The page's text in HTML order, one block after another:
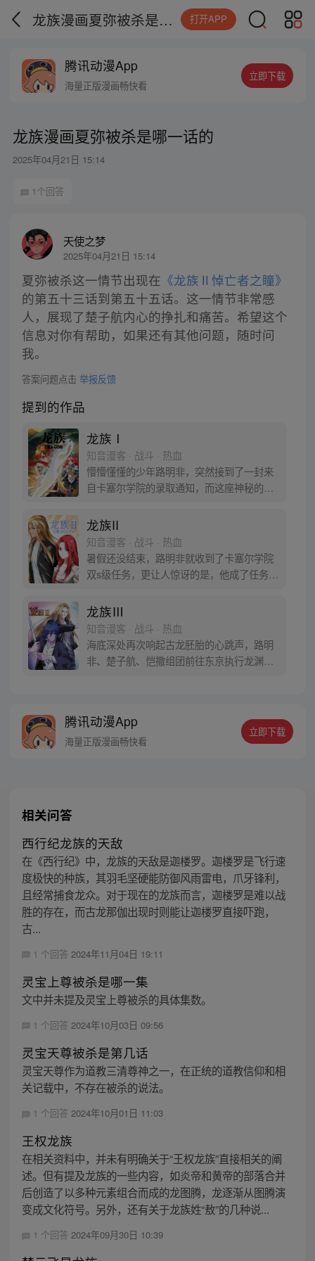
龙族漫画夏弥被杀是哪一话的 打开APP
腾讯动漫App
海量正版漫画畅快看
立即下载
龙族漫画夏弥被杀是哪一话的
2025年04月21日 15:14
1个回答
天使之梦
2025年04月21日 15:14
夏弥被杀这一情节出现在 《龙族Ⅱ悼亡者之瞳》
的第五十三话到第五十五话。这一情节非常感
人，展现了楚子航内心的挣扎和痛苦。希望这个
信息对你有帮助，如果还有其他问题，随时问
我。
答案问题点击 举报反馈
提到的作品
龙族Ⅰ
知音漫客 · 战斗 · 热血
懵懵懂懂的少年路明非，突然接到了一封来
自卡塞尔学院的录取通知，而这座神秘的学
自己的身份，他踏上了一段未知的旅途。
龙族II
知音漫客 · 战斗 · 热血
暑假还没结束，路明非就收到了卡塞尔学院
双s级任务，更让人惊讶的是，他成了任务的
理！据可靠消息，大地与山之王苏醒了，屠
龙大战一触即发！
龙族Ⅲ
知音漫客 · 战斗 · 热血
海底深处再次响起古龙胚胎的心跳声，路明
非、楚子航、恺撒组团前往东京执行龙渊计
悬一线！
腾讯动漫App
海量正版漫画畅快看
立即下载
相关问答
西行纪龙族的天敌
在《西行纪》中，龙族的天敌是迦楼罗。迦楼罗是飞行速
度极快的种族，其羽毛坚硬能防御风雨雷电，爪牙锋利，
且经常捕食龙众。对于现在的龙族而言，迦楼罗是难以战
胜的存在，而古龙那伽出现时则能让迦楼罗直接吓跑，
古...
1 个回答 2024年11月04日 19:11
灵宝上尊被杀是哪一集
文中并未提及灵宝上尊被杀的具体集数。
1 个回答 2024年10月03日 09:56
灵宝天尊被杀是第几话
灵宝天尊作为道教三清尊神之一，在正统的道教信仰和相
关记载中，不存在被杀的说法。
1 个回答 2024年10月01日 11:03
王权龙族
在相关资料中，并未有明确关于“王权龙族”直接相关的阐
述。但有提及龙族的一些内容，如炎帝和黄帝的部落合并
后创造了以多种元素组合而成的龙图腾，龙逐渐从图腾演
变成文化符号。另外，还有关于龙族姓“敖”的几种说...
1 个回答 2024年09月30日 10:39